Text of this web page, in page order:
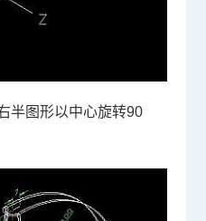
半图形以中心旋转90